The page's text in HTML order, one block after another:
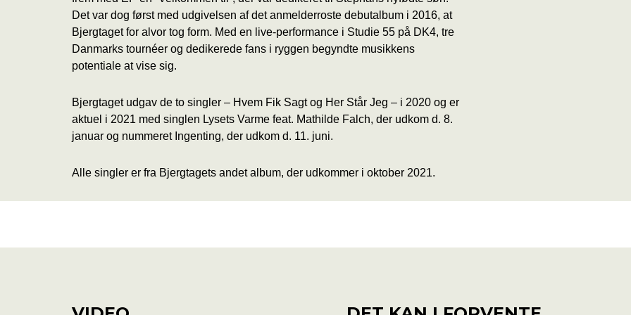
Det var dog først med udgivelsen af det anmelderroste debutalbum i 2016, at
Bjergtaget for alvor tog form. Med en live-performance i Studie 55 på DK4, tre
Danmarks tournéer og dedikerede fans i ryggen begyndte musikkens
potentiale at vise sig.
Bjergtaget udgav de to singler – Hvem Fik Sagt og Her Står Jeg – i 2020 og er
aktuel i 2021 med singlen Lysets Varme feat. Mathilde Falch, der udkom d. 8.
januar og nummeret Ingenting, der udkom d. 11. juni.
Alle singler er fra Bjergtagets andet album, der udkommer i oktober 2021.